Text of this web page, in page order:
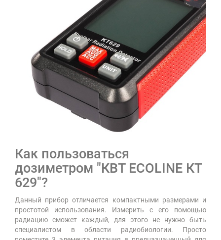
Как пользоваться
дозиметром "КВТ ECOLINE КТ
629"?
Данный прибор отличается компактными размерами и
простотой использования. Измерить с его помощью
радиацию сможет каждый, для этого не нужно быть
специалистом в области радиобиологии. Просто